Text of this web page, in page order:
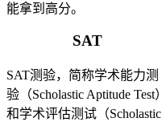
能拿到高分。
SAT
SAT测验，简称学术能力测
验（Scholastic Aptitude Test）
和学术评估测试（Scholastic